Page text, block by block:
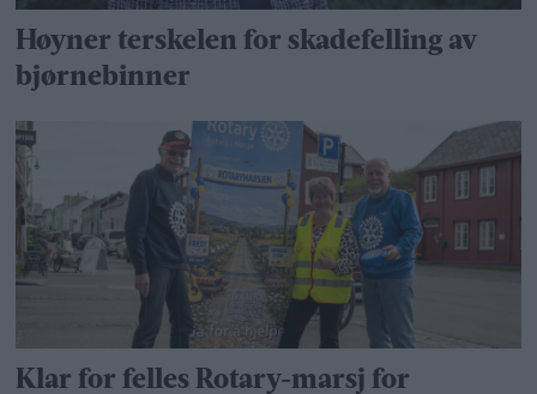
Høyner terskelen for skadefelling av
bjørnebinner
Klar for felles Rotary-marsj for